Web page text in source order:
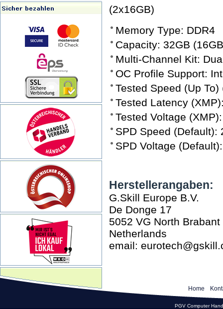
(2x16GB)
Memory Type: DDR4
Capacity: 32GB
Multi-Channel Kit:
OC Profile Support:
Tested Speed (Up
Tested Latency
Tested Voltage
SPD Speed (Default):
SPD Voltage
Herstellerangaben:
G.Skill Europe B.V.
De Donge 17
5052 VG North Brabant
Netherlands
email:
Home
PGV Computer